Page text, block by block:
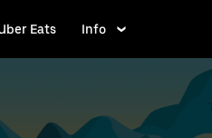
Eats Info